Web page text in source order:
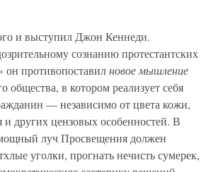
и выступил Джон Кеннеди.
сознанию протестантских
он противопоставилновое мышление
общества, в котором реализует себя
— независимо от цвета кожи,
и других цензовых особенностей. В
луч Просвещения должен
уголки, прогнать нечисть сумерек,